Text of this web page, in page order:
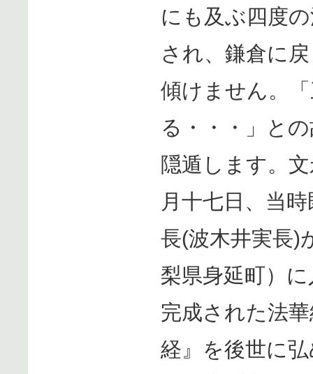
にも及ぶ四度
され、鎌倉に
傾けません。
る・・・」と
隠遁します。
月十七日、当
長(波木井実長)
梨県身延町）
完成された法
経』を後世に